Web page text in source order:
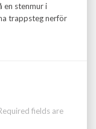
en stenmur i
trappsteg nerför
fields are